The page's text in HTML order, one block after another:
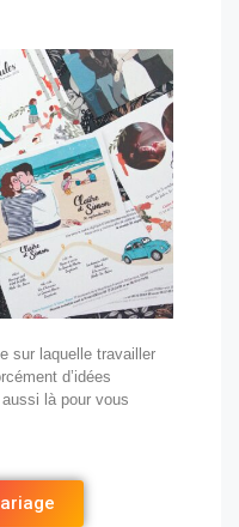
sur laquelle travailler
d’idées
là pour vous